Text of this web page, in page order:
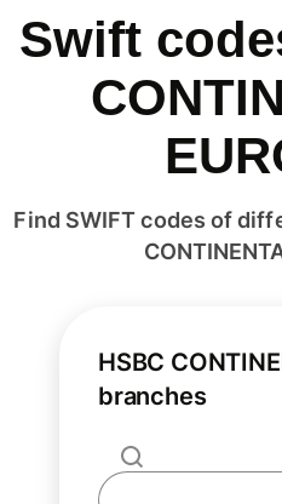
Swift
Find SWIFT codes of
HSBC
branches